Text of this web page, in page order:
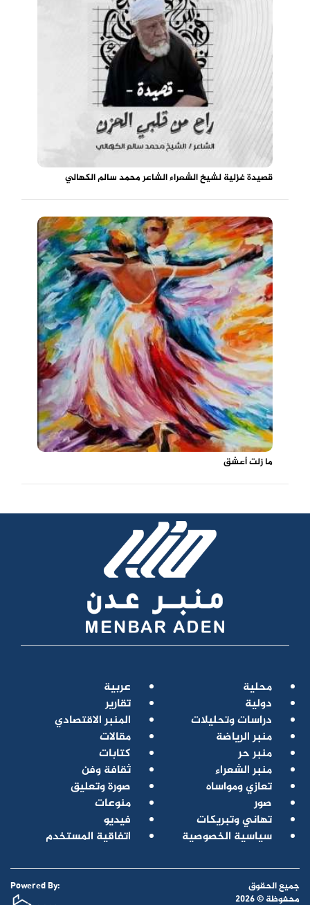
قصيدة غزلية لشيخ الشعراء الشاعر محمد سالم الكهالي
ما زلت أعشق
محلية
عربية
دولية
تقارير
دراسات وتحليلات
المنبر الاقتصادي
منبر الرياضة
مقالات
منبر حر
كتابات
منبر الشعراء
ثقافة وفن
تعازي ومواساه
صورة وتعليق
صور
منوعات
تهاني وتبريكات
فيديو
سياسية الخصوصية
اتفاقية المستخدم
جميع الحقوق
محفوظة © 2026
Powered By: